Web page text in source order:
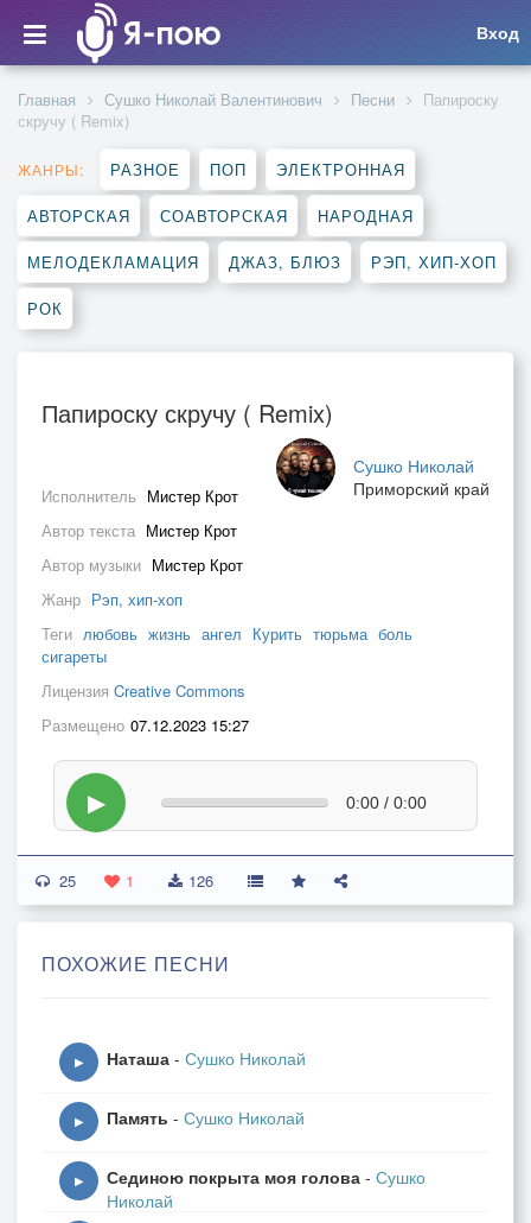
Вход
Главная Сушко Николай Валентинович Песни
Папироску
скручу ( Remix)
ЖАНРЫ: РАЗНОЕ ПОП ЭЛЕКТРОННАЯ
АВТОРСКАЯ СОАВТОРСКАЯ НАРОДНАЯ
МЕЛОДЕКЛАМАЦИЯ ДЖАЗ, БЛЮЗ РЭП, ХИП-ХОП
РОК
Папироску скручу ( Remix)
Сушко Николай
Приморский край
Исполнитель Мистер Крот
Автор текста Мистер Крот
Автор музыки Мистер Крот
Жанр Рэп, хип-хоп
Теги любовь жизнь ангел Курить тюрьма боль
сигареты
Лицензия Creative Commons
Размещено 07.12.2023 15:27
▶ 0:00 / 0:00
25 1 126
ПОХОЖИЕ ПЕСНИ
▶ Наташа - Сушко Николай
▶ Память - Сушко Николай
▶ Сединою покрыта моя голова - Сушко
Николай